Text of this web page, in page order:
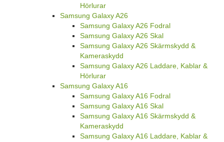
Hörlurar
Samsung Galaxy A26
Samsung Galaxy A26 Fodral
Samsung Galaxy A26 Skal
Samsung Galaxy A26 Skärmskydd &
Kameraskydd
Samsung Galaxy A26 Laddare, Kablar &
Hörlurar
Samsung Galaxy A16
Samsung Galaxy A16 Fodral
Samsung Galaxy A16 Skal
Samsung Galaxy A16 Skärmskydd &
Kameraskydd
Samsung Galaxy A16 Laddare, Kablar &